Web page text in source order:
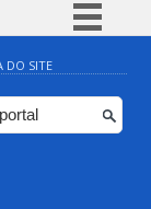
BR
DO SITE